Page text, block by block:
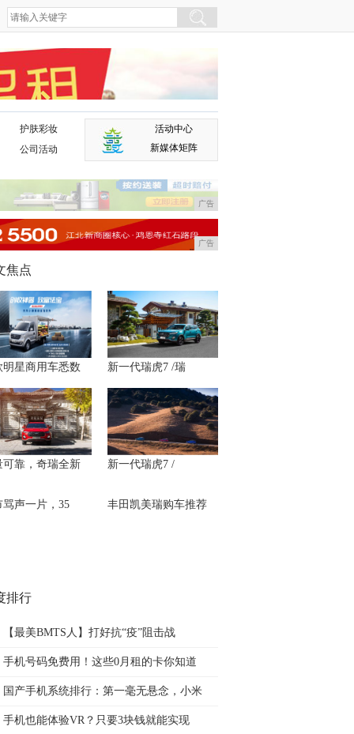
护肤彩妆
公司活动
活动中心
新媒体矩阵
广告
广告
焦点
明星商用车悉数 新一代瑞虎7 /瑞
可靠，奇瑞全新 新一代瑞虎7 /
骂声一片，35 丰田凯美瑞购车推荐
排行
【最美BMTS人】打好抗“疫”阻击战
手机号码免费用！这些0月租的卡你知道
国产手机系统排行：第一毫无悬念，小米
手机也能体验VR？只要3块钱就能实现